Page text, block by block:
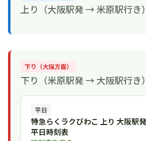
上り（大阪駅発 → 米原駅行き）
下り（大阪方面）
下り（米原駅発 → 大阪駅行き）
平日
特急らくラクびわこ 上り 大阪駅
平日時刻表